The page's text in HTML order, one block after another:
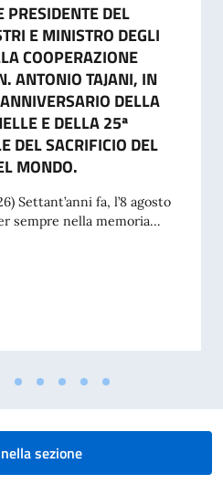
PRESIDENTE DEL
E MINISTRO DEGLI
COOPERAZIONE
ANTONIO TAJANI, IN
DELLA
E DELLA 25ª
DEL SACRIFICIO DEL
MONDO.
Settant’anni fa, l’8 agosto
sempre nella memoria...
PRESIDENTE DEL CONSIGLIO DEI
sezione